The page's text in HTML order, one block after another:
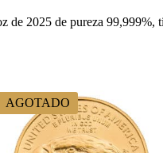
de 2025 de pureza
AGOTADO